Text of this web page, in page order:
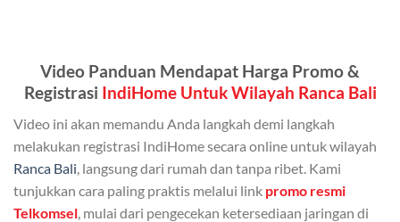
Admin (pelanggan utama) dan anggota yang terdaftar.
Admin dapat mendaftarkan hingga 5 anggota
keluarga atau teman untuk menggunakan kuota ini.
Berlaku Nasional
Video Panduan Mendapat Harga Promo &
Registrasi IndiHome Untuk Wilayah Ranca Bali
Video ini akan memandu Anda langkah demi langkah
melakukan registrasi IndiHome secara online untuk wilayah
Ranca Bali , langsung dari rumah dan tanpa ribet. Kami
tunjukkan cara paling praktis melalui link promo resmi
Telkomsel , mulai dari pengecekan ketersediaan jaringan di